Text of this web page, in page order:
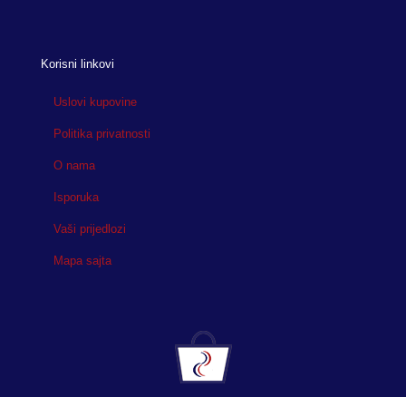
Korisni linkovi
Uslovi kupovine
Politika privatnosti
O nama
Isporuka
Vaši prijedlozi
Mapa sajta